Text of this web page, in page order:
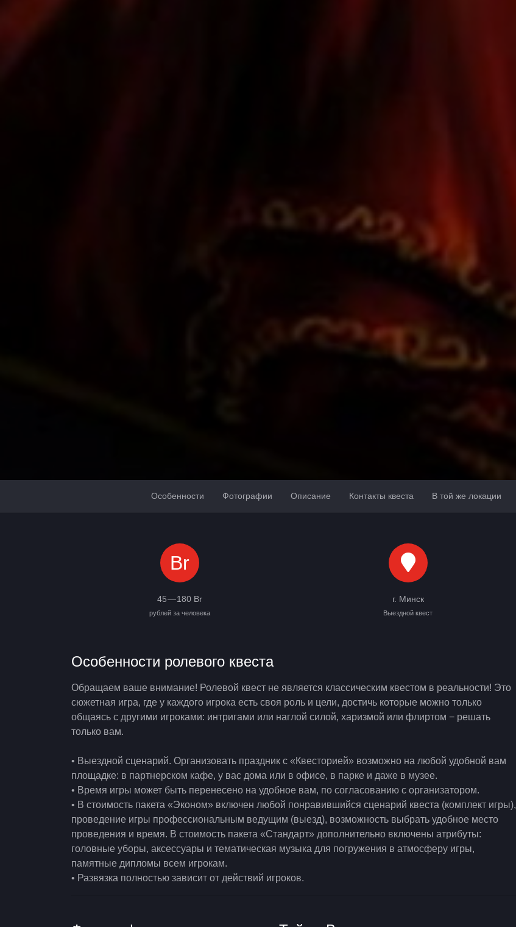
Особенности Фотографии Описание Контакты квеста В той же локации
Br
45 — 180 Br
рублей за человека
г. Минск
Выездной квест
Особенности ролевого квеста
Обращаем ваше внимание! Ролевой квест не является классическим квестом в реальности! Это
сюжетная игра, где у каждого игрока есть своя роль и цели, достичь которые можно только
общаясь с другими игроками: интригами или наглой силой, харизмой или флиртом − решать
только вам.
• Выездной сценарий. Организовать праздник с «Квесторией» возможно на любой удобной вам
площадке: в партнерском кафе, у вас дома или в офисе, в парке и даже в музее.
• Время игры может быть перенесено на удобное вам, по согласованию с организатором.
• В стоимость пакета «Эконом» включен любой понравившийся сценарий квеста (комплект игры),
проведение игры профессиональным ведущим (выезд), возможность выбрать удобное место
проведения и время. В стоимость пакета «Стандарт» дополнительно включены атрибуты:
головные уборы, аксессуары и тематическая музыка для погружения в атмосферу игры,
памятные дипломы всем игрокам.
• Развязка полностью зависит от действий игроков.